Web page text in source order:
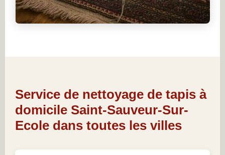
Service de nettoyage de tapis à
domicile Saint-Sauveur-Sur-
Ecole dans toutes les villes